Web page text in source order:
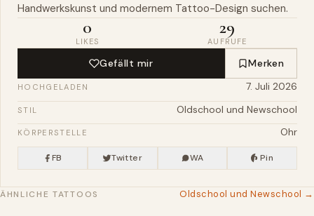
Handwerkskunst und modernem Tattoo-Design suchen.
0
LIKES
29
AUFRUFE
Gefällt mir Merken
HOCHGELADEN 7. Juli 2026
STIL Oldschool und Newschool
KÖRPERSTELLE Ohr
FB Twitter WA Pin
ÄHNLICHE TATTOOS Oldschool und Newschool →